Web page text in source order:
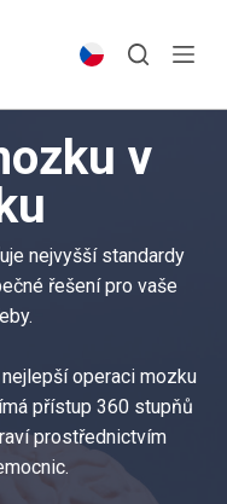
v
nejvyšší standardy
řešení pro vaše
operaci mozku
přístup 360 stupňů
prostřednictvím